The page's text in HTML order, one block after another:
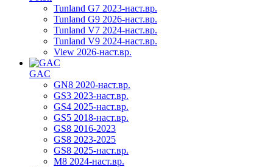
Tunland G7 2023-наст.вр.
Tunland G9 2026-наст.вр.
Tunland V7 2024-наст.вр.
Tunland V9 2024-наст.вр.
View 2026-наст.вр.
GAC
GN8 2020-наст.вр.
GS3 2023-наст.вр.
GS4 2025-наст.вр.
GS5 2018-наст.вр.
GS8 2016-2023
GS8 2023-2025
GS8 2025-наст.вр.
M8 2024-наст.вр.